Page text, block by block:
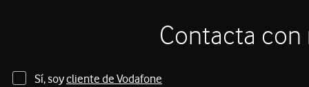
equipar a tu plantilla con tecnología de vanguardia y
Contacta con
Sí, soycliente de Vodafone